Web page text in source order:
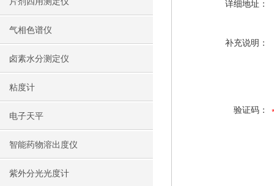
气相色谱仪
卤素水分测定仪
粘度计
电子天平
智能药物溶出度仪
紫外分光光度计
详细地址：
补充说明：
验证码：